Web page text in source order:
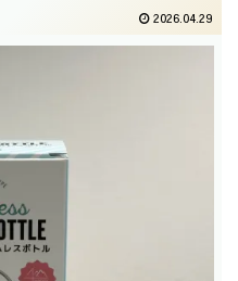
2026.04.29